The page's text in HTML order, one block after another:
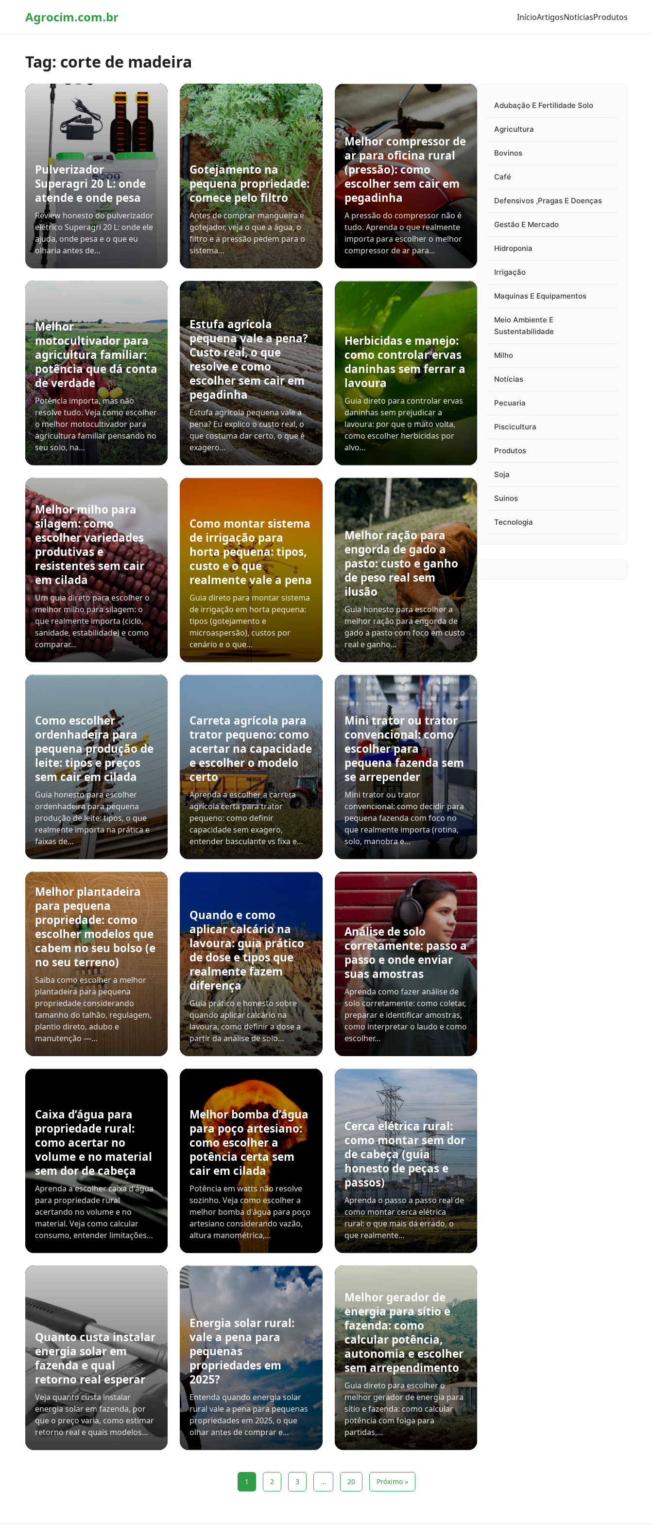
Agrocim.com.br InícioArtigosNotíciasProdutos
Tag: corte de madeira
Pulverizador
Superagri 20 L: onde
atende e onde pesa
Review honesto do pulverizador
elétrico Superagri 20 L: onde ele
ajuda, onde pesa e o que eu
olharia antes de…
Gotejamento na
pequena propriedade:
comece pelo filtro
Antes de comprar mangueira e
gotejador, veja o que a água, o
filtro e a pressão pedem para o
sistema…
Melhor compressor de
ar para oficina rural
(pressão): como
escolher sem cair em
pegadinha
A pressão do compressor não é
tudo. Aprenda o que realmente
importa para escolher o melhor
compressor de ar para…
Melhor
motocultivador para
agricultura familiar:
potência que dá conta
de verdade
Potência importa, mas não
resolve tudo. Veja como escolher
o melhor motocultivador para
agricultura familiar pensando no
seu solo, na…
Estufa agrícola
pequena vale a pena?
Custo real, o que
resolve e como
escolher sem cair em
pegadinha
Estufa agrícola pequena vale a
pena? Eu explico o custo real, o
que costuma dar certo, o que é
exagero…
Herbicidas e manejo:
como controlar ervas
daninhas sem ferrar a
lavoura
Guia direto para controlar ervas
daninhas sem prejudicar a
lavoura: por que o mato volta,
como escolher herbicidas por
alvo…
Melhor milho para
silagem: como
escolher variedades
produtivas e
resistentes sem cair
em cilada
Um guia direto para escolher o
melhor milho para silagem: o
que realmente importa (ciclo,
sanidade, estabilidade) e como
comparar…
Como montar sistema
de irrigação para
horta pequena: tipos,
custo e o que
realmente vale a pena
Guia direto para montar sistema
de irrigação em horta pequena:
tipos (gotejamento e
microaspersão), custos por
cenário e o que…
Melhor ração para
engorda de gado a
pasto: custo e ganho
de peso real sem
ilusão
Guia honesto para escolher a
melhor ração para engorda de
gado a pasto com foco em custo
real e ganho…
Como escolher
ordenhadeira para
pequena produção de
leite: tipos e preços
sem cair em cilada
Guia honesto para escolher
ordenhadeira para pequena
produção de leite: tipos, o que
realmente importa na prática e
faixas de…
Carreta agrícola para
trator pequeno: como
acertar na capacidade
e escolher o modelo
certo
Aprenda a escolher a carreta
agrícola certa para trator
pequeno: como definir
capacidade sem exagero,
entender basculante vs fixa e…
Mini trator ou trator
convencional: como
escolher para
pequena fazenda sem
se arrepender
Mini trator ou trator
convencional: como decidir para
pequena fazenda com foco no
que realmente importa (rotina,
solo, manobra e…
Melhor plantadeira
para pequena
propriedade: como
escolher modelos que
cabem no seu bolso (e
no seu terreno)
Saiba como escolher a melhor
plantadeira para pequena
propriedade considerando
tamanho do talhão, regulagem,
plantio direto, adubo e
manutenção —…
Quando e como
aplicar calcário na
lavoura: guia prático
de dose e tipos que
realmente fazem
diferença
Guia prático e honesto sobre
quando aplicar calcário na
lavoura, como definir a dose a
partir da análise de solo…
Análise de solo
corretamente: passo a
passo e onde enviar
suas amostras
Aprenda como fazer análise de
solo corretamente: como coletar,
preparar e identificar amostras,
como interpretar o laudo e como
escolher…
Caixa d’água para
propriedade rural:
como acertar no
volume e no material
sem dor de cabeça
Aprenda a escolher caixa d'água
para propriedade rural
acertando no volume e no
material. Veja como calcular
consumo, entender limitações…
Melhor bomba d’água
para poço artesiano:
como escolher a
potência certa sem
cair em cilada
Potência em watts não resolve
sozinho. Veja como escolher a
melhor bomba d'água para poço
artesiano considerando vazão,
altura manométrica,…
Cerca elétrica rural:
como montar sem dor
de cabeça (guia
honesto de peças e
passos)
Aprenda o passo a passo real de
como montar cerca elétrica
rural: o que mais dá errado, o
que realmente…
Quanto custa instalar
energia solar em
fazenda e qual
retorno real esperar
Veja quanto custa instalar
energia solar em fazenda, por
que o preço varia, como estimar
retorno real e quais modelos…
Energia solar rural:
vale a pena para
pequenas
propriedades em
2025?
Entenda quando energia solar
rural vale a pena para pequenas
propriedades em 2025, o que
olhar antes de comprar e…
Melhor gerador de
energia para sítio e
fazenda: como
calcular potência,
autonomia e escolher
sem arrependimento
Guia direto para escolher o
melhor gerador de energia para
sítio e fazenda: como calcular
potência com folga para
partidas,…
Adubação E Fertilidade Solo
Agricultura
Bovinos
Café
Defensivos ,Pragas E Doenças
Gestão E Mercado
Hidroponia
Irrigação
Maquinas E Equipamentos
Meio Ambiente E
Sustentabilidade
Milho
Notícias
Pecuaria
Piscicultura
Produtos
Soja
Suinos
Tecnologia
1 2 3 … 20 Próximo »